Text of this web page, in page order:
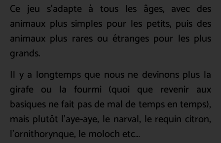
Ce jeu s’adapte à tous les âges, avec des
animaux plus simples pour les petits, puis des
animaux plus rares ou étranges pour les plus
grands.
Il y a longtemps que nous ne devinons plus la
girafe ou la fourmi (quoi que revenir aux
basiques ne fait pas de mal de temps en temps),
mais plutôt l’aye-aye, le narval, le requin citron,
l’ornithorynque, le moloch etc…